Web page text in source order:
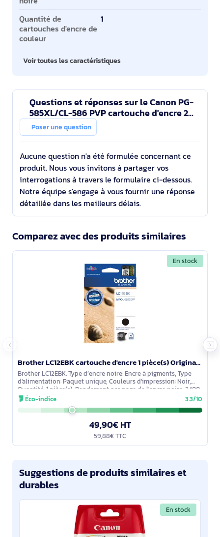
Quantité de
cartouches d'encre de
couleur
1
Voir toutes les caractéristiques
Questions et réponses sur le Canon PG-
585XL/CL-586 PVP cartouche d'encre 2
pièce(s) Original Rendement élevé (XL)
Noir, Cyan, Mag
Poser une question
Aucune question n'a été formulée concernant ce
produit. Nous vous invitons à partager vos
interrogations à travers le formulaire ci-dessous.
Notre équipe s'engage à vous fournir une réponse
détaillée dans les meilleurs délais.
Comparez avec des produits similaires
En stock
Brother LC12EBK cartouche d'encre 1 pièce(s) Original Noir
Brother LC12EBK. Type d’encre noire: Encre à pigments, Type
d'alimentation: Paquet unique, Couleurs d'impression: Noir,
Quantité: 1 pièce(s), Rendement par page de l'encre noire: 2400
pages
Éco-indice 3.3/10
49,90€ HT
59,88€ TTC
Suggestions de produits similaires et
durables
En stock